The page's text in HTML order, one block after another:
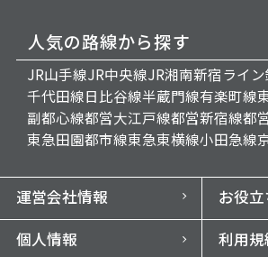
人気の路線から探す
JR山手線JR中央線JR湘南新宿ライン
千代田線日比谷線半蔵門線有楽町線
副都心線都営大江戸線都営新宿線都
東急田園都市線東急東横線小田急線
運営会社情報
お役
個人情報
利用規